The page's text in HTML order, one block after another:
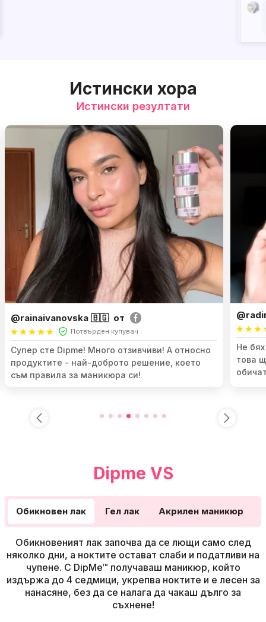
Истински хора
Истински резултати
@radinaalestrova 🇧🇬
Потвърден купувач
Не бях виждала подобно нещо! Определено
Dipme VS
Обикновеният лак започва да се лющи само след
няколко дни, а ноктите остават слаби и податливи на
чупене. С DipMe™ получаваш маникюр, който
издържа до 4 седмици, укрепва ноктите и е лесен за